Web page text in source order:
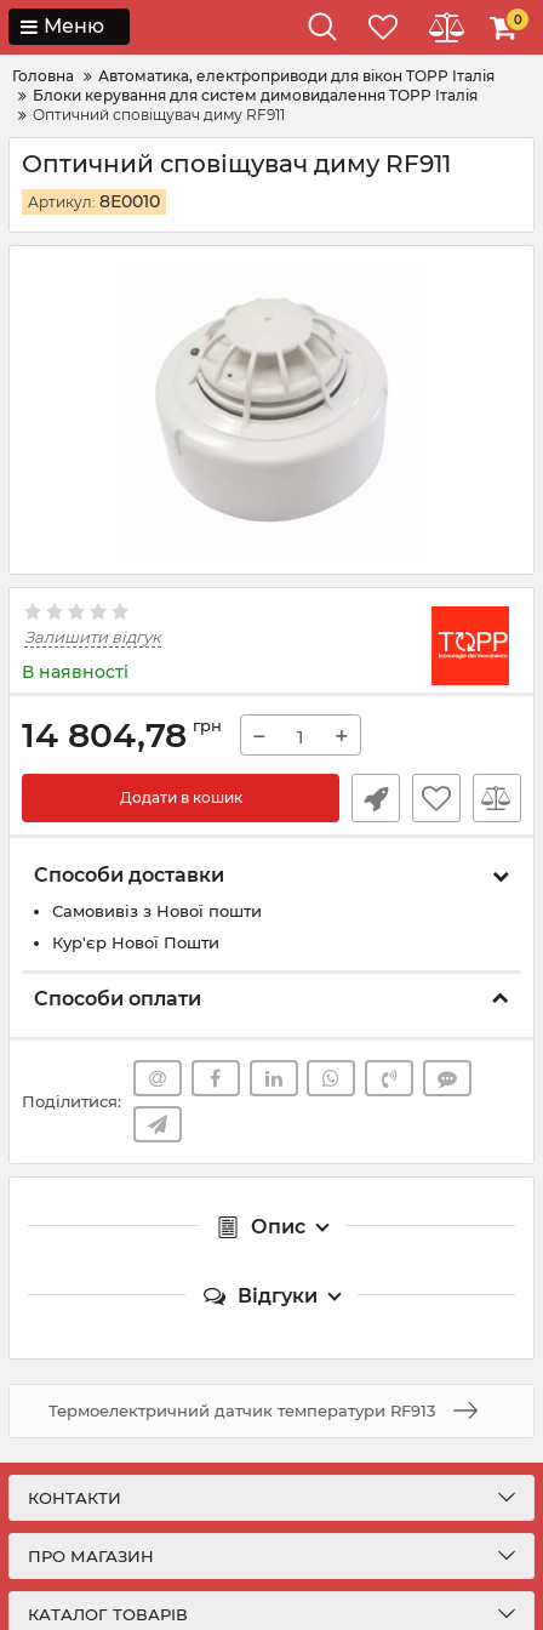
Меню 0
Головна
Автоматика, електроприводи для вікон TOPP Італія
Блоки керування для систем димовидалення TOPP Італія
Оптичний сповіщувач диму RF911
Оптичний сповіщувач диму RF911
Артикул: 8Е0010
Залишити відгук
В наявності
14 804,78 грн − +
Додати в кошик
Способи доставки
Самовивіз з Нової пошти
Кур'єр Нової Пошти
Способи оплати
Поділитися:
Опис
Відгуки
Термоелектричний датчик температури RF913
КОНТАКТИ
ПРО МАГАЗИН
КАТАЛОГ ТОВАРІВ